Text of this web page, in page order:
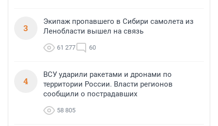
3
Экипаж пропавшего в Сибири самолета из
Ленобласти вышел на связь
61 277 60
4
ВСУ ударили ракетами и дронами по
территории России. Власти регионов
сообщили о пострадавших
58 805